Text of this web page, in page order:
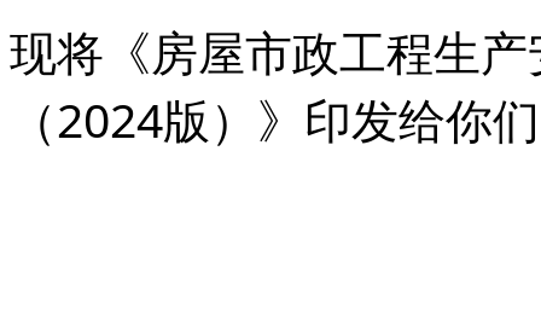
现将《房屋市政工程生
（2024版）》印发给你